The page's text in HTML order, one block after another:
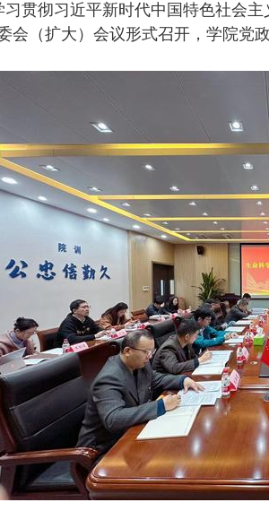
习贯彻习近平新时代中国特色社会
会（扩大）会议形式召开，学院